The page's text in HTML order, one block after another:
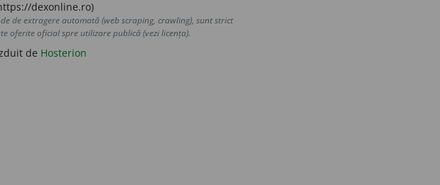
dexonline.ro)
de extragere automată (web scraping, crawling), sunt strict
oferite oficial spre utilizare publică (vezi licența).
de Hosterion